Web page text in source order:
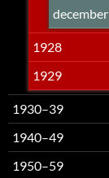
december
1928
1929
1930–39
1940–49
1950–59